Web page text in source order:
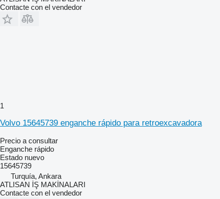
Contacte con el vendedor
1
Volvo 15645739 enganche rápido para retroexcavadora
Precio a consultar
Enganche rápido
Estado nuevo
15645739
Turquía, Ankara
ATLISAN İŞ MAKİNALARI
Contacte con el vendedor